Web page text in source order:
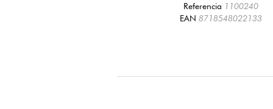
Referencia 1100240
EAN8718548022133